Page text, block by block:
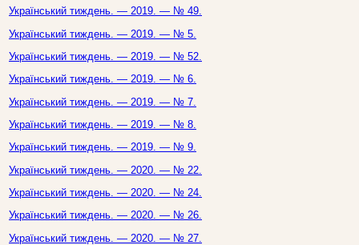
Український тиждень. — 2019. — № 49.
Український тиждень. — 2019. — № 5.
Український тиждень. — 2019. — № 52.
Український тиждень. — 2019. — № 6.
Український тиждень. — 2019. — № 7.
Український тиждень. — 2019. — № 8.
Український тиждень. — 2019. — № 9.
Український тиждень. — 2020. — № 22.
Український тиждень. — 2020. — № 24.
Український тиждень. — 2020. — № 26.
Український тиждень. — 2020. — № 27.